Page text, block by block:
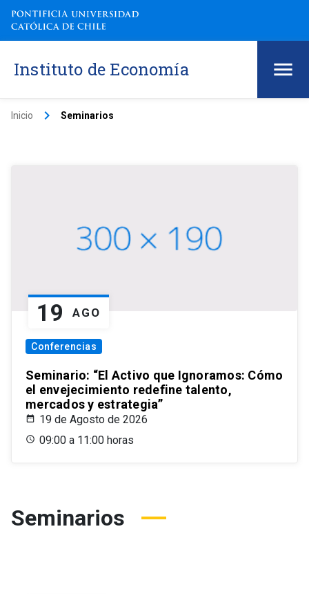
Instituto de Economía
Inicio keyboard_arrow_right Seminarios
19 AGO
Conferencias
Seminario: “El Activo que Ignoramos: Cómo
el envejecimiento redefine talento,
mercados y estrategia”
19 de Agosto de 2026
09:00 a 11:00 horas
Seminarios